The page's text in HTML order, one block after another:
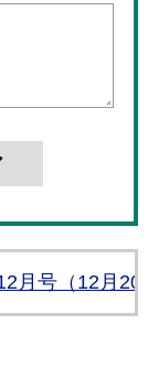
月号（12月20